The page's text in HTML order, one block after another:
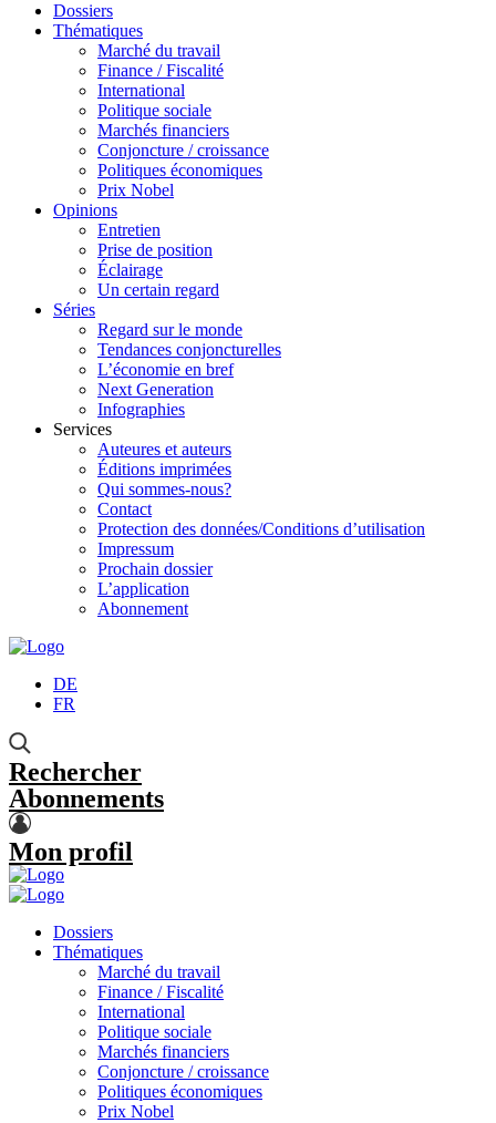
Dossiers
Thématiques
Marché du travail
Finance / Fiscalité
International
Politique sociale
Marchés financiers
Conjoncture / croissance
Politiques économiques
Prix Nobel
Opinions
Entretien
Prise de position
Éclairage
Un certain regard
Séries
Regard sur le monde
Tendances conjoncturelles
L’économie en bref
Next Generation
Infographies
Services
Auteures et auteurs
Éditions imprimées
Qui sommes-nous?
Contact
Protection des données/Conditions d’utilisation
Impressum
Prochain dossier
L’application
Abonnement
DE
FR
Rechercher
Abonnements
Mon profil
Dossiers
Thématiques
Marché du travail
Finance / Fiscalité
International
Politique sociale
Marchés financiers
Conjoncture / croissance
Politiques économiques
Prix Nobel